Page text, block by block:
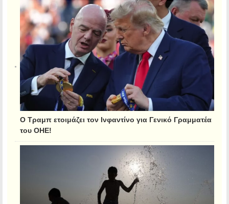
Ο Τραμπ ετοιμάζει τον Ινφαντίνο για Γενικό Γραμματέα
του ΟΗΕ!